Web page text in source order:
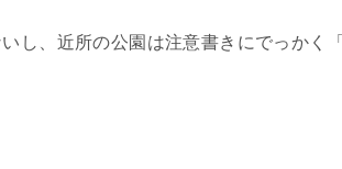
し、近所の公園は注意書きにでっかく